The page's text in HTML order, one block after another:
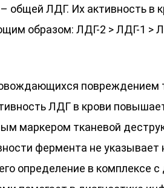
общей ЛДГ. Их активность в
образом: ЛДГ-2 > ЛДГ-1 >
повреждением
ЛДГ в крови
маркером тканевой
фермента не указывает
определение в комплексе с